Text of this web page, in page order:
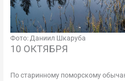
Фото: Даниил Шкаруба
10 ОКТЯБРЯ
По старинному поморскому